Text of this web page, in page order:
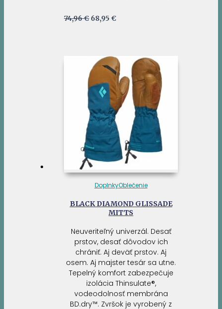
74,96€ Pôvodná
68,95 €
DoplnkyOblečenie
BLACK DIAMOND GLISSADE
MITTS
Neuveriteľný univerzál. Desať
prstov, desať dôvodov ich
chrániť. Aj deväť prstov. Aj
osem. Aj majster tesár sa utne.
Tepelný komfort zabezpečuje
izolácia Thinsulate®,
vodeodolnosť membrána
BD.dry™. Zvršok je vyrobený z